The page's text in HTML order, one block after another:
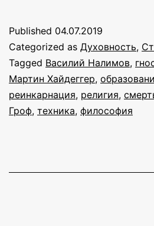
Published 04.07.2019
Categorized as Духовность,
Tagged Василий Налимов,
Мартин Хайдеггер,
реинкарнация, религия,
Гроф, техника, философия